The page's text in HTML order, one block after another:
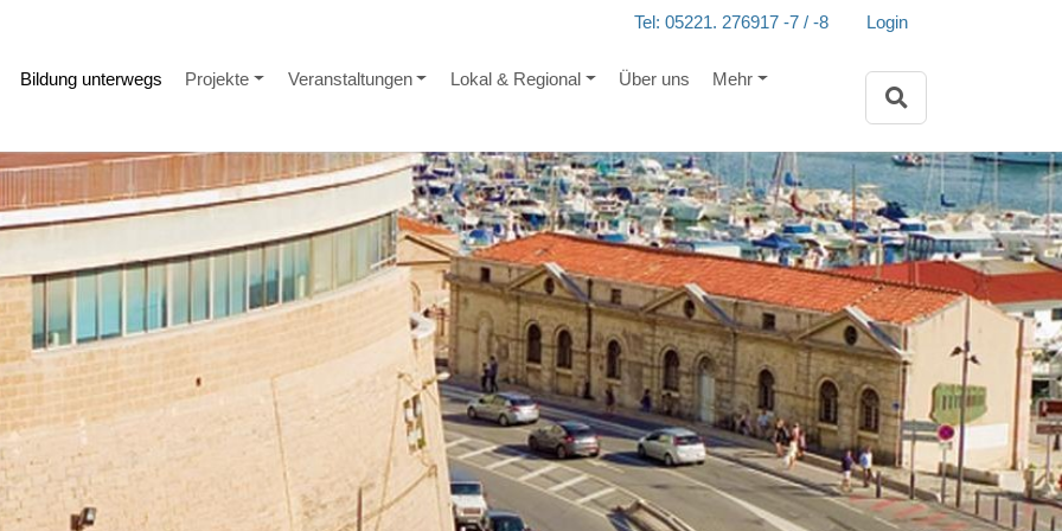
Tel: 05221. 276917 -7 / -8 Login
Bildung unterwegs Projekte Veranstaltungen Lokal & Regional Über uns Mehr